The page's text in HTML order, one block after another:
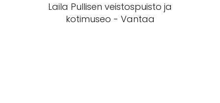
Laila Pullisen veistospuisto ja
kotimuseo - Vantaa